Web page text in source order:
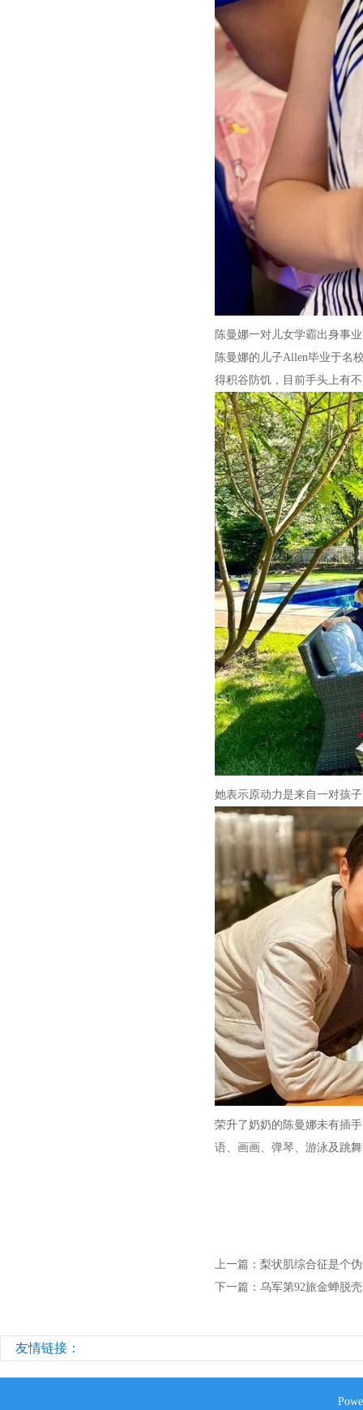
陈曼娜一对儿女学霸出身事
陈曼娜的儿子Allen毕业于名
得积谷防饥，目前手头上有
她表示原动力是来自一对孩
荣升了奶奶的陈曼娜未有插
语、画画、弹琴、游泳及跳
上一篇： 梨状肌综合征是个
下一篇： 乌军第92旅金蝉脱
友情链接：